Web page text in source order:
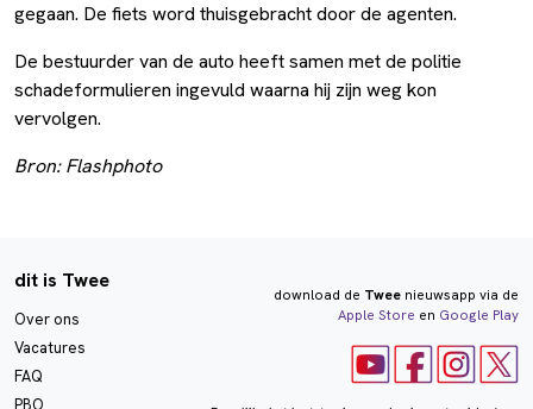
gegaan. De fiets word thuisgebracht door de agenten.
De bestuurder van de auto heeft samen met de politie
schadeformulieren ingevuld waarna hij zijn weg kon
vervolgen.
Bron: Flashphoto
dit is Twee
Over ons
Vacatures
FAQ
download de Tweenieuwsapp via de
Apple Store en Google Play